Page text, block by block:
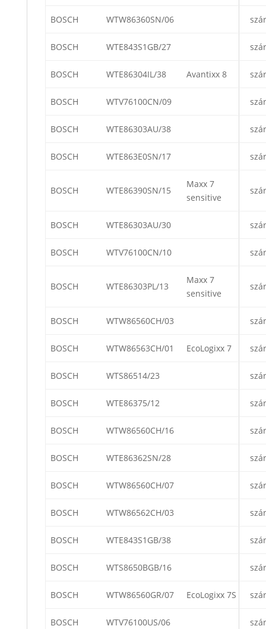
BOSCH WTW86360SN/06
BOSCH WTE843S1GB/27
BOSCH WTE86304IL/38 Avantixx 8
BOSCH WTV76100CN/09
BOSCH WTE86303AU/38
BOSCH WTE863E0SN/17
BOSCH WTE86390SN/15
Maxx 7
sensitive
BOSCH WTE86303AU/30
BOSCH WTV76100CN/10
BOSCH WTE86303PL/13
Maxx 7
sensitive
BOSCH WTW86560CH/03
BOSCH WTW86563CH/01 EcoLogixx 7
BOSCH WTS86514/23
BOSCH WTE86375/12
BOSCH WTW86560CH/16
BOSCH WTE86362SN/28
BOSCH WTW86560CH/07
BOSCH WTW86562CH/03
BOSCH WTE843S1GB/38
BOSCH WTS8650BGB/16
BOSCH WTW86560GR/07 EcoLogixx 7S
BOSCH WTV76100US/06